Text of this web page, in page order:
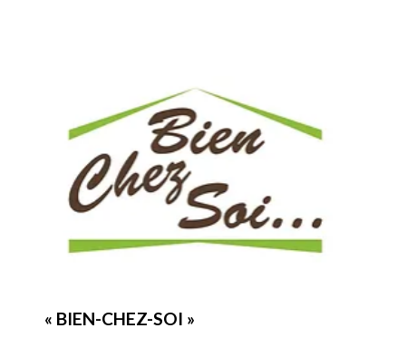
« BIEN-CHEZ-SOI »